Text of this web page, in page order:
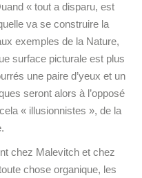
« tout a disparu, est
va se construire la
exemples de la Nature,
surface picturale est plus
une paire d’yeux et un
seront alors à l’opposé
« illusionnistes », de la
chez Malevitch et chez
chose organique, les